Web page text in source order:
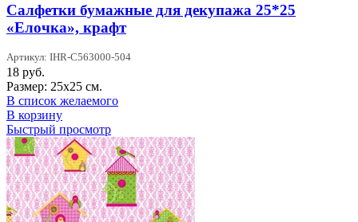
Салфетки бумажные для декупажа 25*25
«Елочка», крафт
Артикул: IHR-C563000-504
18 руб.
Размер: 25х25 см.
В список желаемого
В корзину
Быстрый просмотр